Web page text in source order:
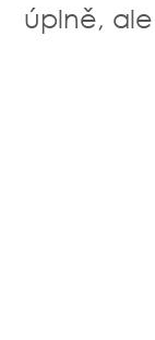
úplně,